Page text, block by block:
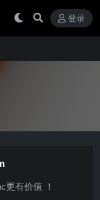
登录
更有价值 ！